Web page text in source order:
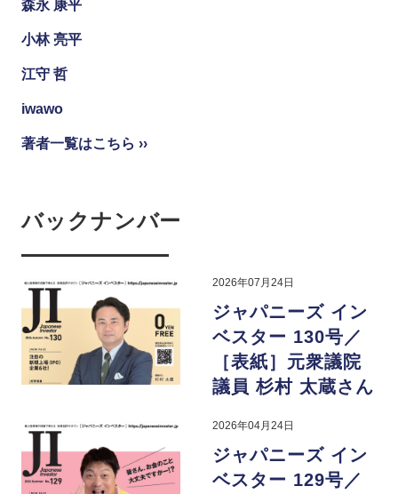
森永 康平
小林 亮平
江守 哲
iwawo
著者一覧はこちら ››
バックナンバー
2026年07月24日
ジャパニーズ イン
ベスター 130号／
［表紙］元衆議院
議員 杉村 太蔵さん
2026年04月24日
ジャパニーズ イン
ベスター 129号／